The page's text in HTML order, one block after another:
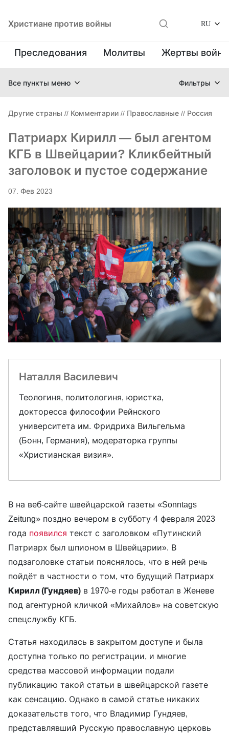
Христиане против войны RU
Преследования Молитвы Жертвы
Все пункты меню Фильтры
Другие страны // Комментарии // Православные // Россия
Патриарх Кирилл — был агентом
КГБ в Швейцарии? Кликбейтный
заголовок и пустое содержание
07. Фев 2023
Наталля Василевич
Теологиня, политологиня, юристка,
докторесса философии Рейнского
университета им. Фридриха Вильгельма
(Бонн, Германия), модераторка группы
«Христианская визия».
В на веб-сайте швейцарской газеты «Sonntags
Zeitung» поздно вечером в субботу 4 февраля 2023
года появился текст с заголовком «Путинский
Патриарх был шпионом в Швейцарии». В
подзаголовке статьи пояснялось, что в ней речь
пойдёт в частности о том, что будущий Патриарх
Кирилл (Гундяев) в 1970-е годы работал в Женеве
под агентурной кличкой «Михайлов» на советскую
спецслужбу КГБ.
Статья находилась в закрытом доступе и была
доступна только по регистрации, и многие
средства массовой информации подали
публикацию такой статьи в швейцарской газете
как сенсацию. Однако в самой статье никаких
доказательств того, что Владимир Гундяев,
представлявший Русскую православную церковь